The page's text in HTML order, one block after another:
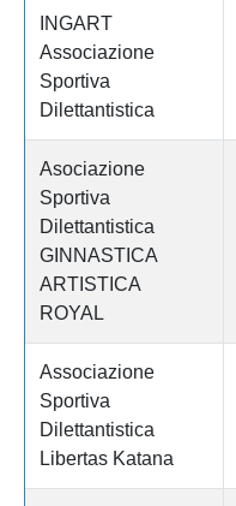
INGART
Associazione
Sportiva
Dilettantistica
Asociazione
Sportiva
Dilettantistica
GINNASTICA
ARTISTICA
ROYAL
Associazione
Sportiva
Dilettantistica
Libertas Katana